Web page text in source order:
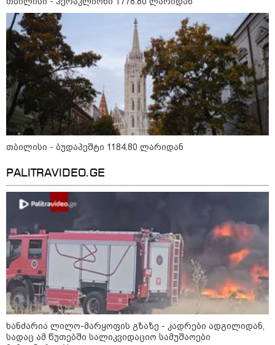
როგორ ჩავიცვათ 40 წლის
შემდეგ: მილიონერების
სტილისტის 8 ოქროს წესი და
აუცილებელი სამოსი
მსოფლიო
13:15 / 08-08-2026
თბილისი - ბუდაპეშტი 1184.80 ლარიდან
PALITRAVIDEO.GE
ხანძარია ლილო-მარყოფის გზაზე - კადრები ადგილიდან,
სადაც ამ წუთებში სალიკვიდაციო სამუშაოები